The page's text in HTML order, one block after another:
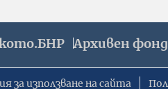
Архивен
за използване на сайта